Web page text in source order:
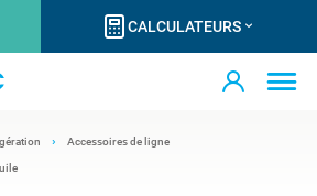
CALCULATEURS
Accessoires de ligne